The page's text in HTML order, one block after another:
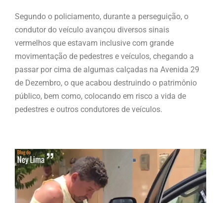
Segundo o policiamento, durante a perseguição, o
condutor do veículo avançou diversos sinais
vermelhos que estavam inclusive com grande
movimentação de pedestres e veículos, chegando a
passar por cima de algumas calçadas na Avenida 29
de Dezembro, o que acabou destruindo o patrimônio
público, bem como, colocando em risco a vida de
pedestres e outros condutores de veículos.